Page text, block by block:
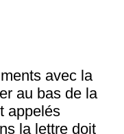
avec la
au bas de la
appelés
la lettre doit